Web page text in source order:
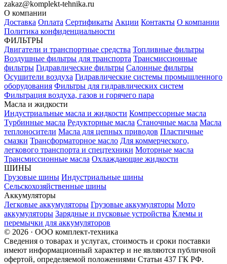
zakaz@komplekt-tehnika.ru
О компании
Доставка Оплата Сертификаты Акции Контакты О компании
Политика конфиденциальности
ФИЛЬТРЫ
Двигатели и транспортные средства Топливные фильтры
Воздушные фильтры для транспорта Трансмиссионные
фильтры Гидравлические фильтры Салонные фильтры
Осушители воздуха Гидравлические системы промышленного
оборудования Фильтры для гидравлических систем
Фильтрация воздуха, газов и горячего пара
Масла и жидкости
Индустриальные масла и жидкости Компрессорные масла
Турбинные масла Редукторные масла Станочные масла Масла
теплоносители Масла для цепных приводов Пластичные
смазки Трансформаторное масло Для коммерческого,
легкового транспорта и спецтехники Моторные масла
Трансмиссионные масла Охлаждающие жидкости
ШИНЫ
Грузовые шины Индустриальные шины
Сельскохозяйственные шины
Аккумуляторы
Легковые аккумуляторы Грузовые аккумуляторы Мото
аккумуляторы Зарядные и пусковые устройства Клемы и
перемычки для аккумуляторов
© 2026 · ООО комплект-техника
Сведения о товарах и услугах, стоимость и сроки поставки
имеют информационный характер и не являются публичной
офертой, определяемой положениями Статьи 437 ГК РФ.